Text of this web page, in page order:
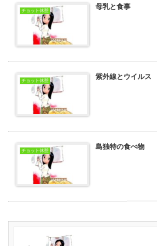
チョット休憩 母乳と食事
チョット休憩 紫外線とウイルス
チョット休憩 島独特の食べ物